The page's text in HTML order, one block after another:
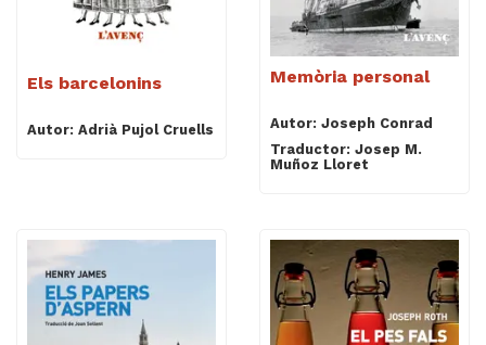
Els barcelonins
Autor: Adrià Pujol Cruells
Memòria personal
Autor: Joseph Conrad
Traductor: Josep M.
Muñoz Lloret